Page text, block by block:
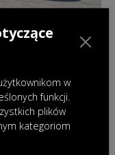
Exclusive
w
funkcji.
plików
kategoriom